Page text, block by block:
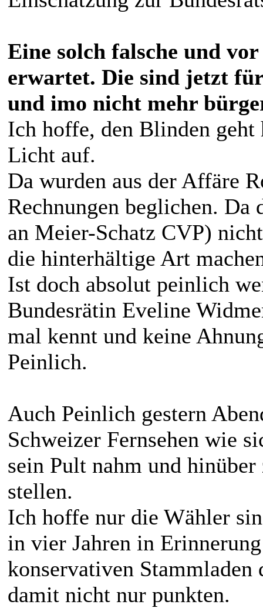
Eine solch falsche und
erwartet. Die sind jetzt
und imo nicht mehr
Ich hoffe, den Blinden
Licht auf.
Da wurden aus der Affäre
Rechnungen beglichen. Da
an Meier-Schatz CVP)
die hinterhältige Art
Ist doch absolut peinlich
Bundesrätin Eveline
mal kennt und keine
Peinlich.
Auch Peinlich gestern
Schweizer Fernsehen wie
sein Pult nahm und
stellen.
Ich hoffe nur die Wähler
in vier Jahren in
konservativen
damit nicht nur punkten.